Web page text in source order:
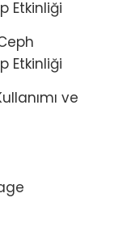
Etkinliği
Etkinliği
ve